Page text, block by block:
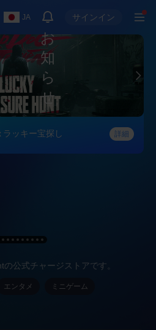
JA
お
知
ら
せ
サインイン
ッキー宝探し 詳細
の公式チャ
の公式チャージストアです。
エンタメ ミニゲーム